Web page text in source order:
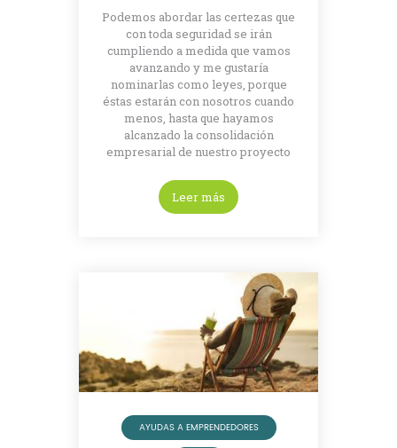
Podemos abordar las certezas que
con toda seguridad se irán
cumpliendo a medida que vamos
avanzando y me gustaría
nominarlas como leyes, porque
éstas estarán con nosotros cuando
menos, hasta que hayamos
alcanzado la consolidación
empresarial de nuestro proyecto
Leer más
AYUDAS A EMPRENDEDORES